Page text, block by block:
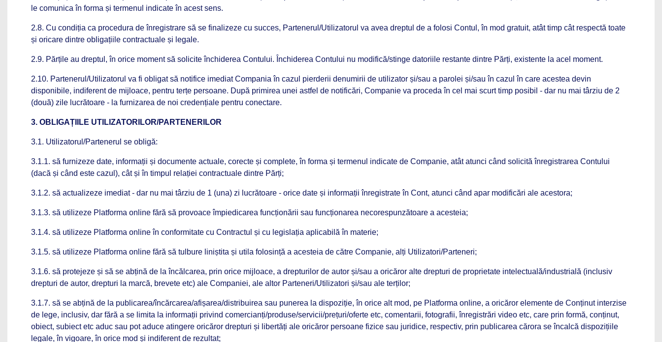
le comunica în forma și termenul indicate în acest sens.
2.8. Cu condiția ca procedura de înregistrare să se finalizeze cu succes, Partenerul/Utilizatorul va avea dreptul de a folosi Contul, în mod gratuit, atât timp cât respectă toate
și oricare dintre obligațiile contractuale și legale.
2.9. Părțile au dreptul, în orice moment să solicite închiderea Contului. Închiderea Contului nu modifică/stinge datoriile restante dintre Părți, existente la acel moment.
2.10. Partenerul/Utilizatorul va fi obligat să notifice imediat Compania în cazul pierderii denumirii de utilizator și/sau a parolei și/sau în cazul în care acestea devin
disponibile, indiferent de mijloace, pentru terțe persoane. După primirea unei astfel de notificări, Companie va proceda în cel mai scurt timp posibil - dar nu mai târziu de 2
(două) zile lucrătoare - la furnizarea de noi credențiale pentru conectare.
3. OBLIGAȚIILE UTILIZATORILOR/PARTENERILOR
3.1. Utilizatorul/Partenerul se obligă:
3.1.1. să furnizeze date, informații și documente actuale, corecte și complete, în forma și termenul indicate de Companie, atât atunci când solicită înregistrarea Contului
(dacă și când este cazul), cât și în timpul relației contractuale dintre Părți;
3.1.2. să actualizeze imediat - dar nu mai târziu de 1 (una) zi lucrătoare - orice date și informații înregistrate în Cont, atunci când apar modificări ale acestora;
3.1.3. să utilizeze Platforma online fără să provoace împiedicarea funcționării sau funcționarea necorespunzătoare a acesteia;
3.1.4. să utilizeze Platforma online în conformitate cu Contractul și cu legislația aplicabilă în materie;
3.1.5. să utilizeze Platforma online fără să tulbure liniștita și utila folosință a acesteia de către Companie, alți Utilizatori/Parteneri;
3.1.6. să protejeze și să se abțină de la încălcarea, prin orice mijloace, a drepturilor de autor și/sau a oricăror alte drepturi de proprietate intelectuală/industrială (inclusiv
drepturi de autor, drepturi la marcă, brevete etc) ale Companiei, ale altor Parteneri/Utilizatori și/sau ale terților;
3.1.7. să se abțină de la publicarea/încărcarea/afișarea/distribuirea sau punerea la dispoziție, în orice alt mod, pe Platforma online, a oricăror elemente de Conținut interzise
de lege, inclusiv, dar fără a se limita la informații privind comercianți/produse/servicii/prețuri/oferte etc, comentarii, fotografii, înregistrări video etc, care prin formă, conținut,
obiect, subiect etc aduc sau pot aduce atingere oricăror drepturi și libertăți ale oricăror persoane fizice sau juridice, respectiv, prin publicarea cărora se încalcă dispozițiile
legale, în vigoare, în orice mod și indiferent de rezultat;